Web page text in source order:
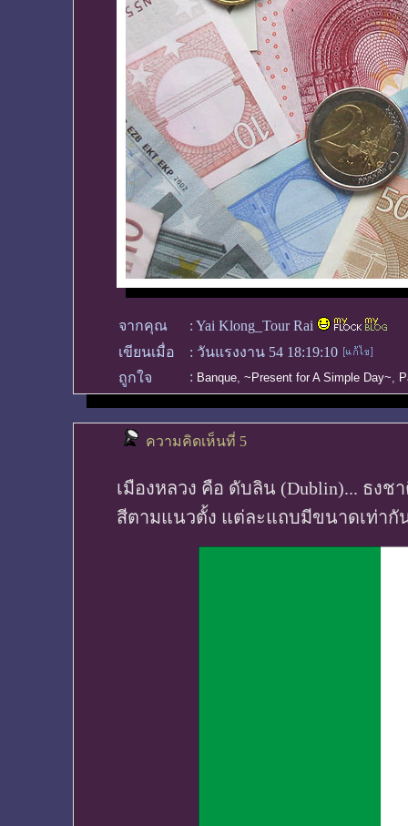
จากคุณ : Yai Klong_Tour Rai
เขียนเมื่อ
: วันแรงงาน 54 18:19:10
ถูกใจ
: Banque, ~Present for A Simple Day~,
ความคิดเห็นที่ 5
เมืองหลวง คือ ดับลิน (Dublin)... ธง
สีตามแนวตั้ง แต่ละแถบมีขนาดเท่ากั